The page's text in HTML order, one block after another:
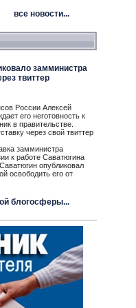
все новости...
замминистра
твиттер
России Алексей
его неготовность к
в правительстве.
через свой твиттер
замминистра
к работе Саватюгина
опубликовал
освободить его от
блогосферы...